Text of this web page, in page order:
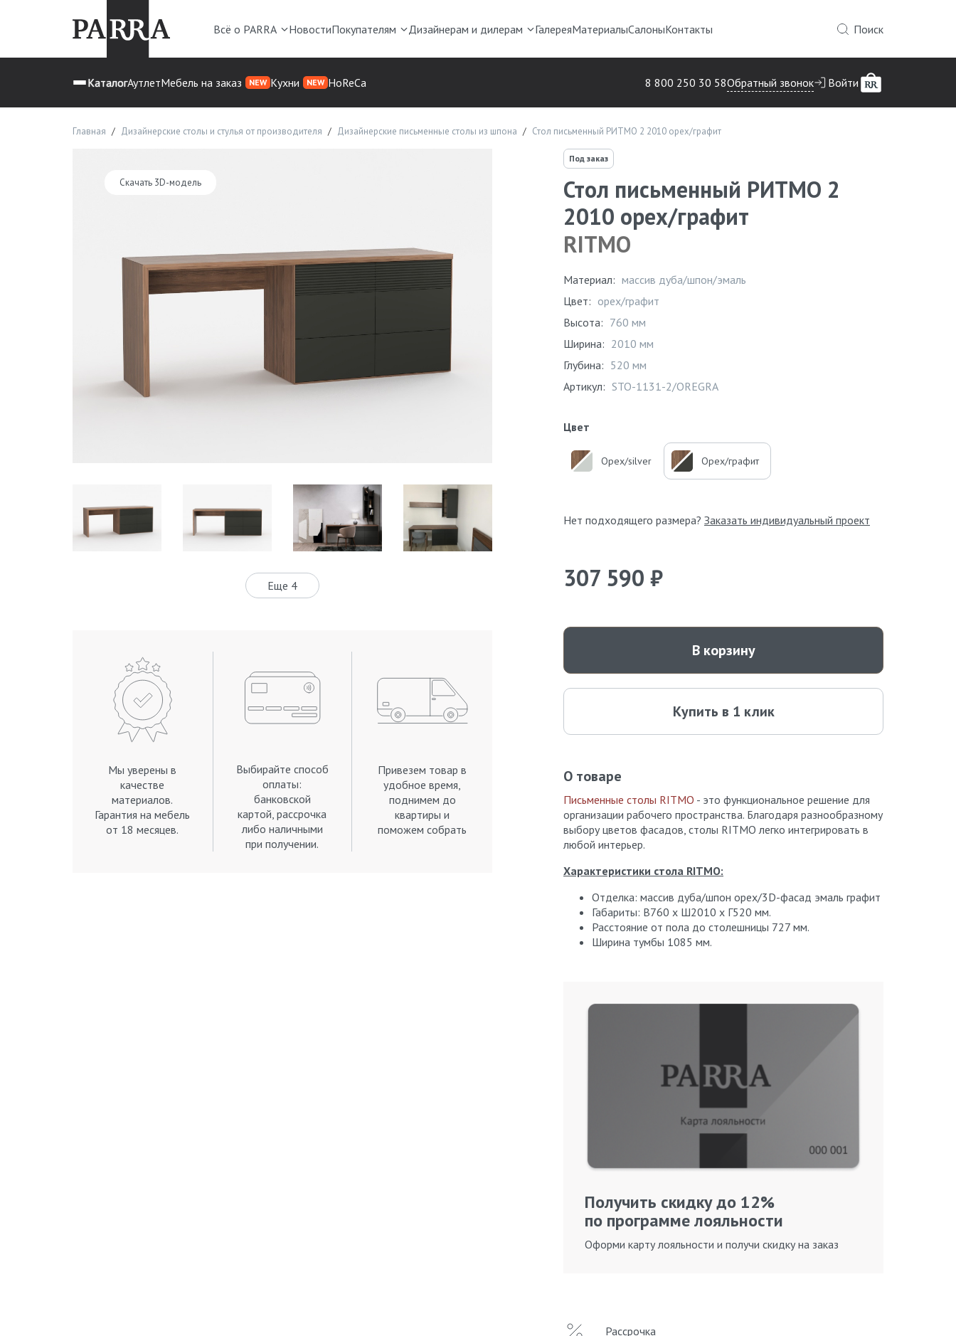
Всё о PARRA НовостиПокупателям Дизайнерам и дилерам ГалереяМатериалыСалоныКонтакты Поиск
КаталогАутлетМебель на заказ NEW Кухни NEW HoReCa 8 800 250 30 58Обратный звонок Войти
Главная Дизайнерские столы и стулья от производителя Дизайнерские письменные столы из шпона Стол письменный РИТМО 2 2010 орех/графит
Скачать 3D-модель
Еще 4
Мы уверены в
качестве
материалов.
Гарантия на мебель
от 18 месяцев.
Выбирайте способ
оплаты:
банковской
картой, рассрочка
либо наличными
при получении.
Привезем товар в
удобное время,
поднимем до
квартиры и
поможем собрать
Под заказ
Стол письменный РИТМО 2
2010 орех/графит
RITMO
Материал: массив дуба/шпон/эмаль
Цвет: орех/графит
Высота: 760 мм
Ширина: 2010 мм
Глубина: 520 мм
Артикул: STO-1131-2/OREGRA
Цвет
Орех/silver Орех/графит
Нет подходящего размера? Заказать индивидуальный проект
307 590 ₽
В корзину
Купить в 1 клик
О товаре
Письменные столы RITMO - это функциональное решение для
организации рабочего пространства. Благодаря разнообразному
выбору цветов фасадов, столы RITMO легко интегрировать в
любой интерьер.
Характеристики стола RITMO:
Отделка: массив дуба/шпон орех/3D-фасад эмаль графит
Габариты: В760 х Ш2010 х Г520 мм.
Расстояние от пола до столешницы 727 мм.
Ширина тумбы 1085 мм.
Получить скидку до 12%
по программе лояльности
Оформи карту лояльности и получи скидку на заказ
Рассрочка